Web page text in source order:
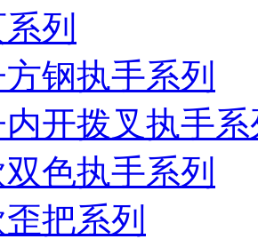
列
钢执手系列
内开拨叉执手系
色执手系列
把系列